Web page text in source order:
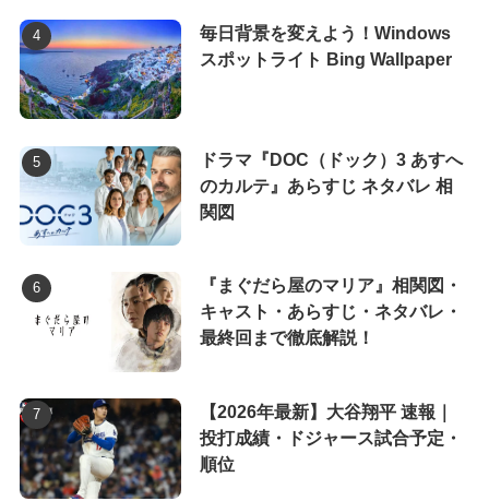
毎日背景を変えよう！Windows
スポットライト Bing Wallpaper
ドラマ『DOC（ドック）3 あすへ
のカルテ』あらすじ ネタバレ 相
関図
『まぐだら屋のマリア』相関図・
キャスト・あらすじ・ネタバレ・
最終回まで徹底解説！
【2026年最新】大谷翔平 速報｜
投打成績・ドジャース試合予定・
順位